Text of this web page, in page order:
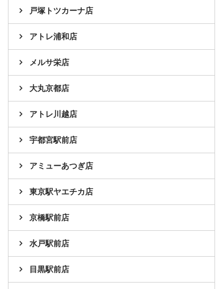
戸塚トツカーナ店
アトレ浦和店
メルサ栄店
大丸京都店
アトレ川越店
宇都宮駅前店
アミューあつぎ店
東京駅ヤエチカ店
京橋駅前店
水戸駅前店
目黒駅前店